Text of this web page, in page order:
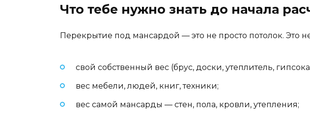
Что тебе нужно знать до начала
Перекрытие под мансардой — это не просто потолок. Это
свой собственный вес (брус, доски, утеплитель,
вес мебели, людей, книг, техники;
вес самой мансарды — стен, пола, кровли, утепления;